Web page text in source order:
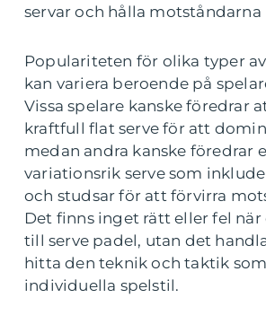
servar och hålla motståndarna
Populariteten för olika typer
kan variera beroende på
Vissa spelare kanske föredrar
kraftfull flat serve för att
medan andra kanske föredrar
variationsrik serve som
och studsar för att förvirra
Det finns inget rätt eller fel
till serve padel, utan det
hitta den teknik och taktik som
individuella spelstil.